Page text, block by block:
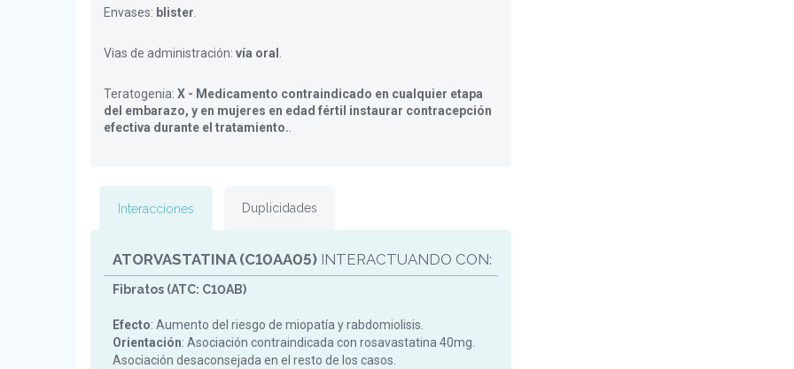
Envases: blister
Vias de administración: vía oral
Teratogenia: X - Medicamento contraindicado en cualquier etapa
del embarazo, y en mujeres en edad fértil instaurar contracepción
efectiva durante el tratamiento.
Interacciones Duplicidades
ATORVASTATINA (C10AA05) INTERACTUANDO CON:
Fibratos (ATC: C10AB)
Efecto: Aumento del riesgo de miopatía y rabdomiolisis.
Orientación: Asociación contraindicada con rosavastatina 40mg.
Asociación desaconsejada en el resto de los casos.